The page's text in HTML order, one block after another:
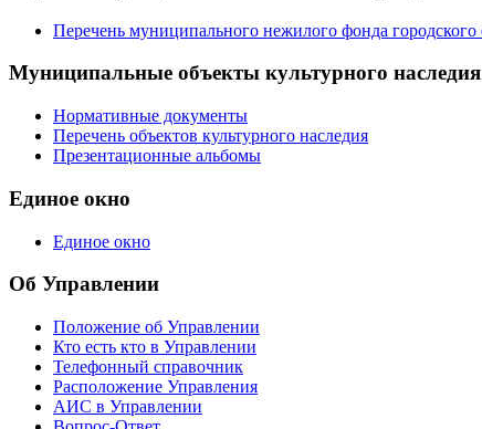
Перечень муниципального нежилого фонда
Муниципальные объекты культурного наследия
Нормативные документы
Перечень объектов культурного наследия
Презентационные альбомы
Единое окно
Единое окно
Об Управлении
Положение об Управлении
Кто есть кто в Управлении
Телефонный справочник
Расположение Управления
АИС в Управлении